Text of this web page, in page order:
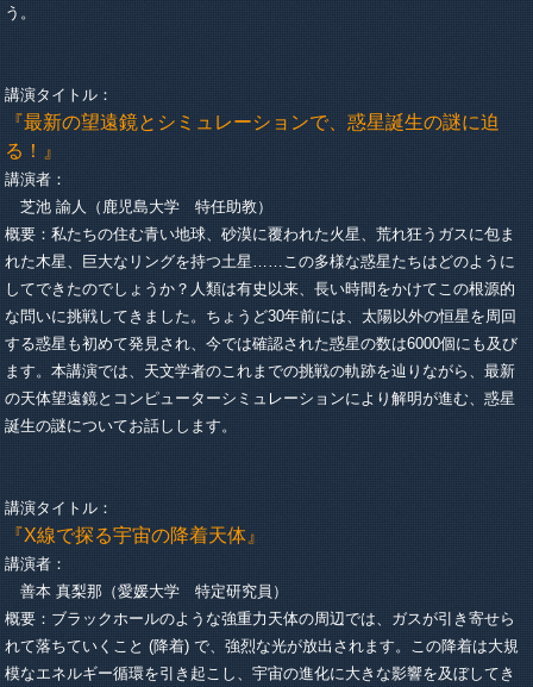
う。
講演タイトル：
『最新の望遠鏡とシミュレーションで、惑星誕生の謎に迫
る！』
講演者：
芝池 諭人（鹿児島大学 特任助教）
概要：私たちの住む青い地球、砂漠に覆われた火星、荒れ狂うガスに包ま
れた木星、巨大なリングを持つ土星……この多様な惑星たちはどのように
してできたのでしょうか？人類は有史以来、長い時間をかけてこの根源的
な問いに挑戦してきました。ちょうど30年前には、太陽以外の恒星を周回
する惑星も初めて発見され、今では確認された惑星の数は6000個にも及び
ます。本講演では、天文学者のこれまでの挑戦の軌跡を辿りながら、最新
の天体望遠鏡とコンピューターシミュレーションにより解明が進む、惑星
誕生の謎についてお話しします。
講演タイトル：
『X線で探る宇宙の降着天体』
講演者：
善本 真梨那（愛媛大学 特定研究員）
概要：ブラックホールのような強重力天体の周辺では、ガスが引き寄せら
れて落ちていくこと (降着) で、強烈な光が放出されます。この降着は大規
模なエネルギー循環を引き起こし、宇宙の進化に大きな影響を及ぼしてき